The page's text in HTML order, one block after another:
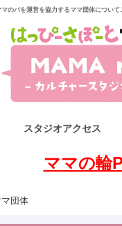
のバを運営を協力するママ団体について
スタジオアクセス
ママの輪
団体